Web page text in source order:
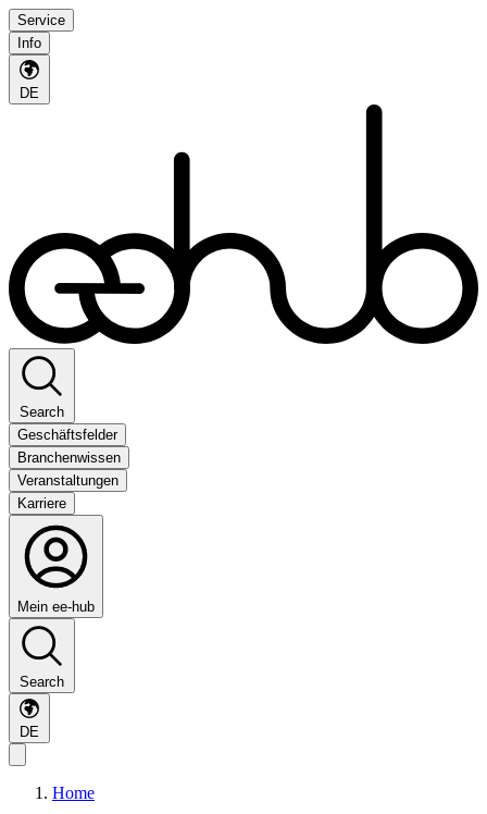
Service
Info
DE
Search
Geschäftsfelder
Branchenwissen
Veranstaltungen
Karriere
Mein ee-hub
Search
DE
Home